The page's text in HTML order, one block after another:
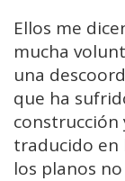
Ellos me
mucha
una
que ha
construcción
traducido en
los planos